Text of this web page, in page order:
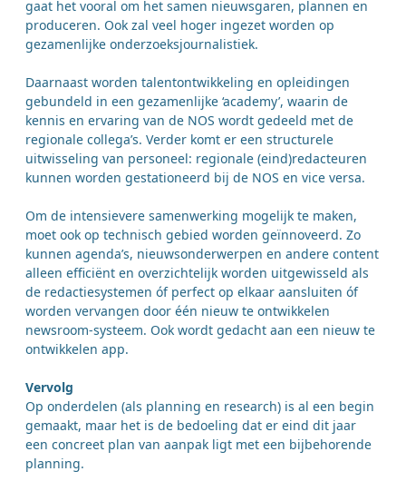
gaat het vooral om het samen nieuwsgaren, plannen en
produceren. Ook zal veel hoger ingezet worden op
gezamenlijke onderzoeksjournalistiek.
Daarnaast worden talentontwikkeling en opleidingen
gebundeld in een gezamenlijke ‘academy’, waarin de
kennis en ervaring van de NOS wordt gedeeld met de
regionale collega’s. Verder komt er een structurele
uitwisseling van personeel: regionale (eind)redacteuren
kunnen worden gestationeerd bij de NOS en vice versa.
Om de intensievere samenwerking mogelijk te maken,
moet ook op technisch gebied worden geïnnoveerd. Zo
kunnen agenda’s, nieuwsonderwerpen en andere content
alleen efficiënt en overzichtelijk worden uitgewisseld als
de redactiesystemen óf perfect op elkaar aansluiten óf
worden vervangen door één nieuw te ontwikkelen
newsroom-systeem. Ook wordt gedacht aan een nieuw te
ontwikkelen app.
Vervolg
Op onderdelen (als planning en research) is al een begin
gemaakt, maar het is de bedoeling dat er eind dit jaar
een concreet plan van aanpak ligt met een bijbehorende
planning.